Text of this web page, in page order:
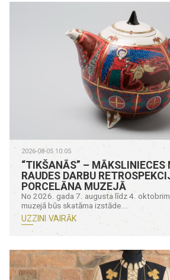
2026-08-05 10:05
“TIKŠANĀS” – MĀKSLINIECES
RAUDES DARBU
PORCELĀNA MUZEJĀ
No 2026. gada 7. augusta līdz 4.
muzejā būs skatāma izstāde...
UZZINI VAIRĀK